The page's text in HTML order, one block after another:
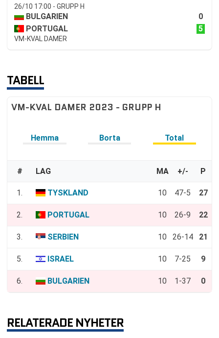
26/10 17:00 - GRUPP H
BULGARIEN
0
PORTUGAL
5
VM-KVAL DAMER
TABELL
VM-KVAL DAMER 2023 - GRUPP H
Hemma Borta Total
# LAG MA +/- P
1. TYSKLAND 10 47-5 27
2. PORTUGAL 10 26-9 22
3. SERBIEN 10 26-14 21
5. ISRAEL 10 7-25 9
6. BULGARIEN 10 1-37 0
RELATERADE NYHETER